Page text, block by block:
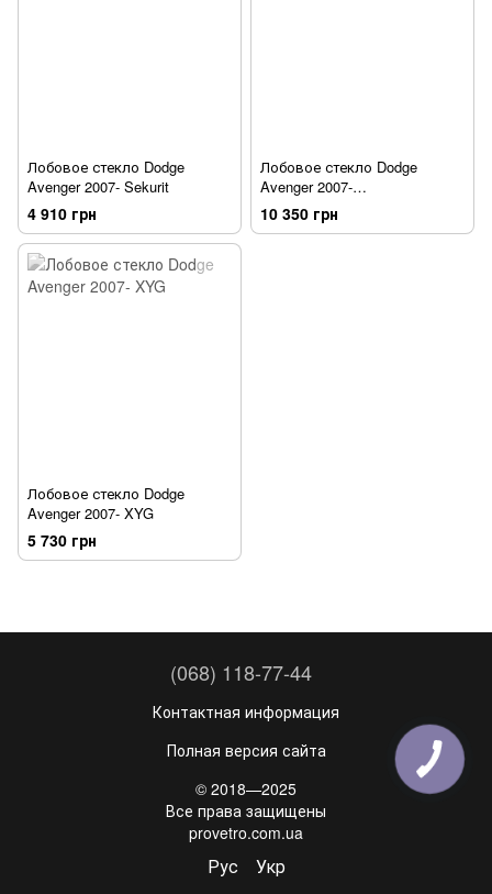
Лобовое стекло Dodge
Avenger 2007- Sekurit
4 910 грн
Лобовое стекло Dodge
Avenger 2007-
SHATTERPRUFE
10 350 грн
Лобовое стекло Dodge
Avenger 2007- XYG
5 730 грн
(068) 118-77-44
Контактная информация
Полная версия сайта
© 2018—2025
Все права защищены
provetro.com.ua
Рус Укр